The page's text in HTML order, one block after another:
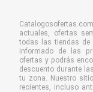
actuales, ofertas
todas las tiendas de
informado de las
ofertas y podrás
descuento durante
tu zona. Nuestro
recientes, incluso